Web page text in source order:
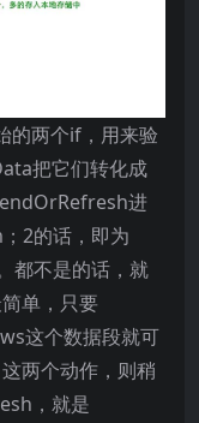
的两个if，用来验
把它们转化成
进
2的话，即为
都不是的话，就
单，只要
这个数据段就可
两个动作，则稍
，就是